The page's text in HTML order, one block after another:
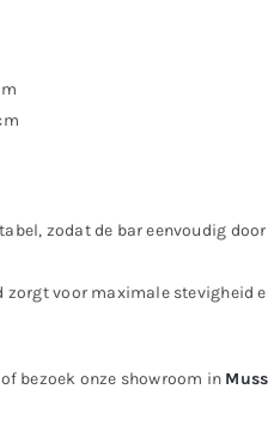
zodat de bar eenvoudig
zorgt voor maximale stevigheid
bezoek onze showroom in